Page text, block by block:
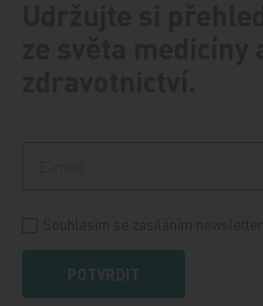
POTVRDIT